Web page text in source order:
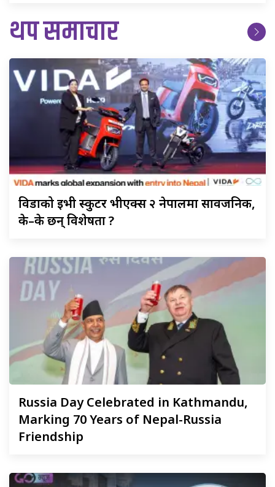
थप समाचार
विडाकोईभी स्कुटर भीएक्स २ नेपालमा सार्वजनिक,
के–के छन् विशेषता ?
Russia Day Celebrated in Kathmandu,
Marking 70 Years of Nepal-Russia
Friendship